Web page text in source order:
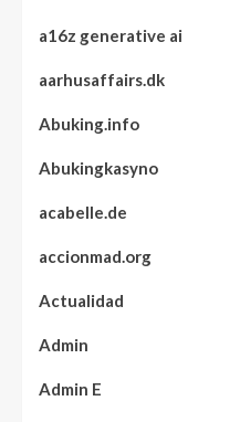
a16z generative ai
aarhusaffairs.dk
Abuking.info
Abukingkasyno
acabelle.de
accionmad.org
Actualidad
Admin
Admin E